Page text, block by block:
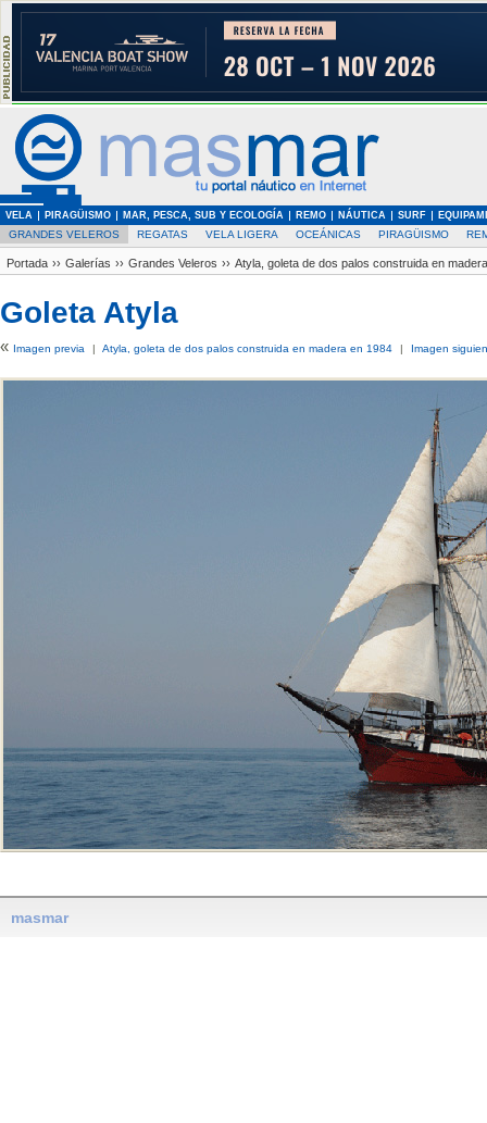
VELA PIRAGÜISMO MAR, PESCA, SUB Y ECOLOGÍA REMO NÁUTICA SURF
GRANDES VELEROS REGATAS VELA LIGERA OCEÁNICAS PIRAGÜISMO
Portada ›› Galerías ›› Grandes Veleros ›› Atyla, goleta de dos palos construida en
Goleta Atyla
« Imagen previa | Atyla, goleta de dos palos construida en madera en 1984 | Imagen
masmar